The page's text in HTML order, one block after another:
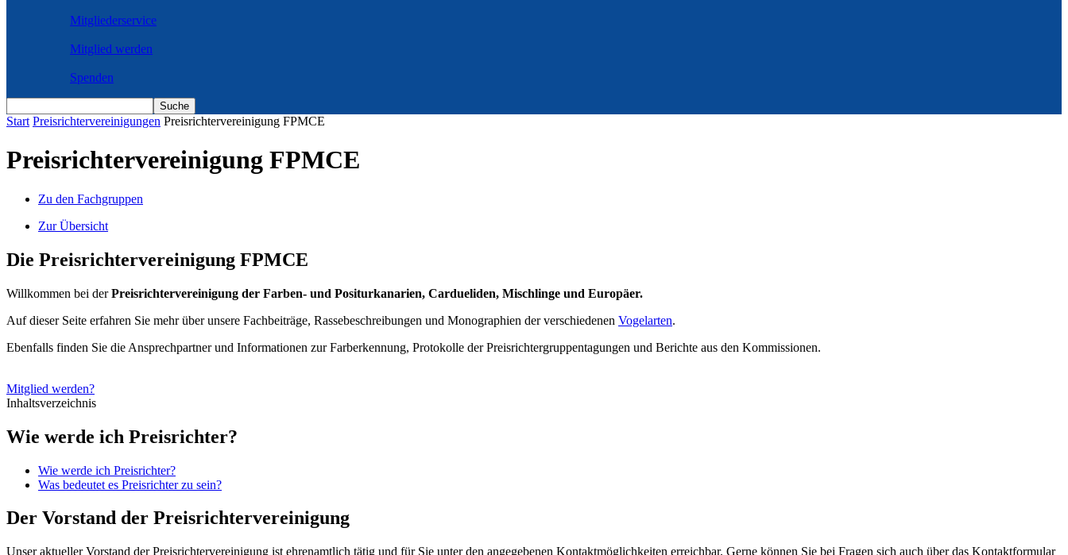
Mitgliederservice
Mitglied werden
Spenden
Start Preisrichtervereinigungen Preisrichtervereinigung FPMCE
Preisrichtervereinigung FPMCE
Zu den Fachgruppen
Zur Übersicht
Die Preisrichtervereinigung FPMCE
Willkommen bei derPreisrichtervereinigung der Farben- und Positurkanarien, Cardueliden, Mischlinge und Europäer.
Auf dieser Seite erfahren Sie mehr über unsere Fachbeiträge, Rassebeschreibungen und Monographien der verschiedenen Vogelarten.
Ebenfalls finden Sie die Ansprechpartner und Informationen zur Farberkennung, Protokolle der Preisrichtergruppentagungen und Berichte aus den Kommissionen.
Mitglied werden?
Inhaltsverzeichnis
Wie werde ich Preisrichter?
Wie werde ich Preisrichter?
Was bedeutet es Preisrichter zu sein?
Der Vorstand der Preisrichtervereinigung
Unser aktueller Vorstand der Preisrichtervereinigung ist ehrenamtlich tätig und für Sie unter den angegebenen Kontaktmöglichkeiten erreichbar. Gerne können Sie bei Fragen sich auch über das Kontaktformular